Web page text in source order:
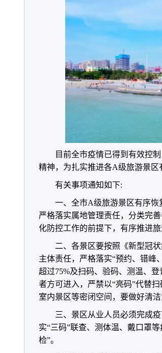
目前全市疫情已得到有效控
精神，为扎实推进各A级旅游景区
有关事项通知如下:
一、全市A级旅游景区有序
严格落实属地管理责任，分类完
化防控工作的前提下，有序推进旅
二、各景区要按照《新型冠
主体责任，严格落实“预约、错峰
超过75%及扫码、验码、测温、
者方可进入，严禁以“亮码”代替
室内景区等密闭空间，要做好清
三、景区从业人员必须完成
实“三码”联查、测体温、戴口罩
检”。